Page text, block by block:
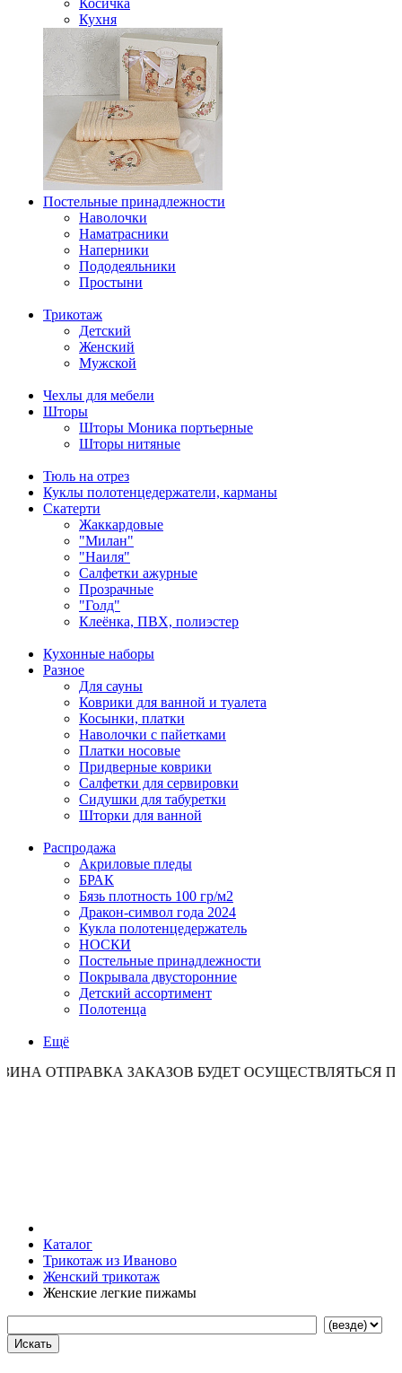
Косичка
Кухня
Постельные принадлежности
Наволочки
Наматрасники
Наперники
Пододеяльники
Простыни
Трикотаж
Детский
Женский
Мужской
Чехлы для мебели
Шторы
Шторы Моника портьерные
Шторы нитяные
Тюль на отрез
Куклы полотенцедержатели, карманы
Скатерти
Жаккардовые
"Милан"
"Наиля"
Салфетки ажурные
Прозрачные
"Голд"
Клеёнка, ПВХ, полиэстер
Кухонные наборы
Разное
Для сауны
Коврики для ванной и туалета
Косынки, платки
Наволочки с пайетками
Платки носовые
Придверные коврики
Салфетки для сервировки
Сидушки для табуретки
Шторки для ванной
Распродажа
Акриловые пледы
БРАК
Бязь плотность 100 гр/м2
Дракон-символ года 2024
Кукла полотенцедержатель
НОСКИ
Постельные принадлежности
Покрывала двусторонние
Детский ассортимент
Полотенца
Ещё
ЗАКАЗОВ БУДЕТ ОСУЩЕСТВЛЯТЬСЯ ПО
Каталог
Трикотаж из Иваново
Женский трикотаж
Женские легкие пижамы